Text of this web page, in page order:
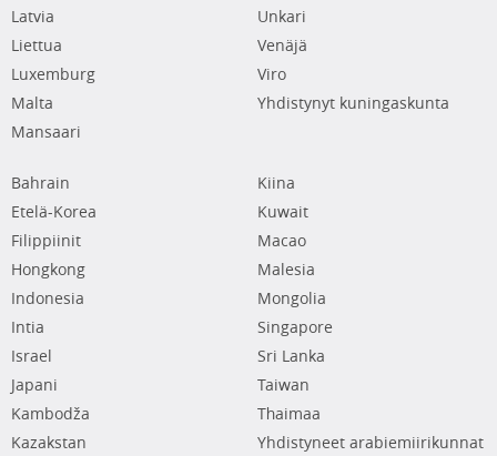
Latvia
Liettua
Luxemburg
Malta
Mansaari
Unkari
Venäjä
Viro
Yhdistynyt kuningaskunta
Bahrain
Etelä-Korea
Filippiinit
Hongkong
Indonesia
Intia
Israel
Japani
Kambodža
Kazakstan
Kiina
Kuwait
Macao
Malesia
Mongolia
Singapore
Sri Lanka
Taiwan
Thaimaa
Yhdistyneet arabiemiirikunnat